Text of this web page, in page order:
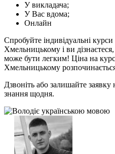
У викладача;
У Вас вдома;
Онлайн
Спробуйте індивідуальні
Хмельницькому і ви
може бути легким! Ціна на
Хмельницькому
Дзвоніть або залишайте заявку
знання щодня.